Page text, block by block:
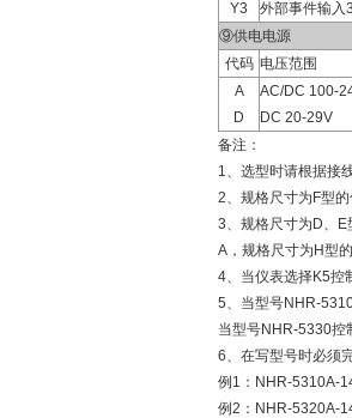
Y3
外部事件输入
⑨供电电源
代码 电压范围
A
D
AC/DC 100-
DC 20-29V
备注：
1、选型时请根据接
2、规格尺寸为F型
3、规格尺寸为D、
A，规格尺寸为H型
4、当仪表选择K5控
5、当型号NHR-
当型号NHR-5330控
6、在写型号时必须
例1：NHR-5310A-
例2：NHR-5320A-